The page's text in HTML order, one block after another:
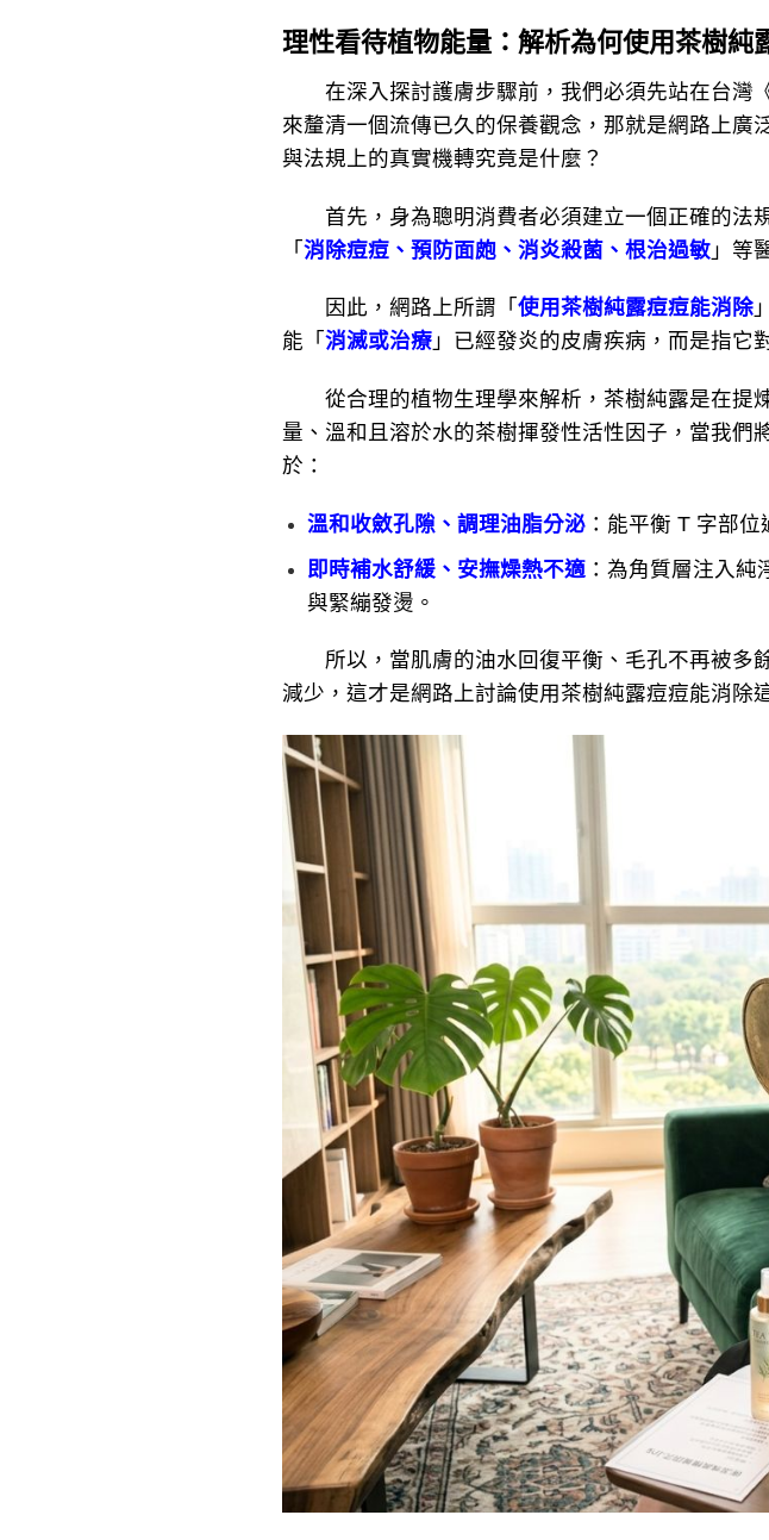
理性看待植物能量：解析為何使用茶樹純
在深入探討護膚步驟前，我們必須先站在台灣
來釐清一個流傳已久的保養觀念，那就是網路上廣
與法規上的真實機轉究竟是什麼？
首先，身為聰明消費者必須建立一個正確的法
「消除痘痘、預防面皰、消炎殺菌、根治過敏 」等
因此，網路上所謂「 使用茶樹純露痘痘能消除
能「 消滅或治療 」已經發炎的皮膚疾病，而是指它
從合理的植物生理學來解析，茶樹純露是在提
量、溫和且溶於水的茶樹揮發性活性因子，當我們
於：
溫和收斂孔隙、調理油脂分泌：能平衡 T 字部位
即時補水舒緩、安撫燥熱不適：為角質層注入純
與緊繃發燙。
所以，當肌膚的油水回復平衡、毛孔不再被多
減少，這才是網路上討論使用茶樹純露痘痘能消除